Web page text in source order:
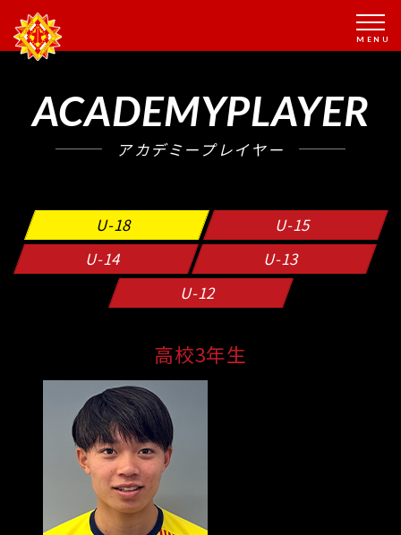
ACADEMYPLAYER
アカデミープレイヤー
U-18
U-15
U-14
U-13
U-12
高校3年生